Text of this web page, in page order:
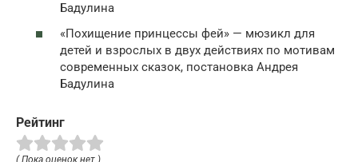
Бадулина
«Похищение принцессы фей» — мюзикл для
детей и взрослых в двух действиях по мотивам
современных сказок, постановка Андрея
Бадулина
Рейтинг